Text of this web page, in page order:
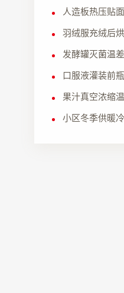
人造板热压贴
羽绒服充绒后
发酵罐灭菌温
口服液灌装前
果汁真空浓缩
小区冬季供暖